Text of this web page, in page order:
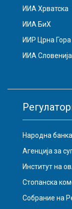
ИИА Хрватска
ИИА БиХ
ИИР Црна Гора
ИИА Словенија
Народна
Агенција за
Институт на
Стопанска
Собрание на